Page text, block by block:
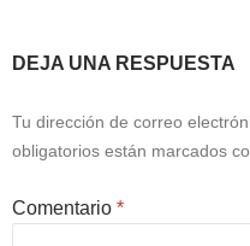
DEJA UNA RESPUESTA
Tu dirección de correo
obligatorios están marcados
Comentario *